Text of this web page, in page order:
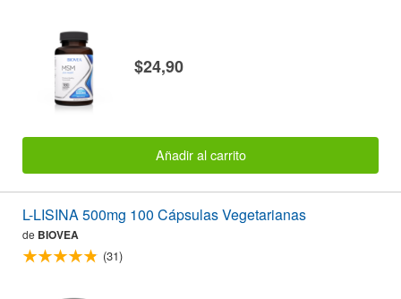
$24,90
Añadir al carrito
L-LISINA 500mg 100 Cápsulas Vegetarianas
de BIOVEA
(31)